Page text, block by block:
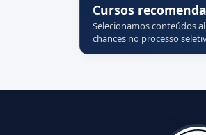
Cursos
Selecionamos conteúdos
chances no processo